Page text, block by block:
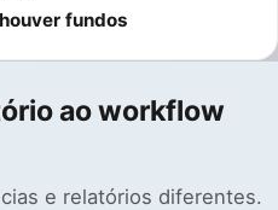
fundos
ao workflow
e relatórios diferentes.